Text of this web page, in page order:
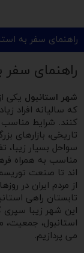
راهنمای سفر به
راهنمای سفر
شهر استانبول یکی
که سالیانه افراد
کنند. شرایط
تاریخی، بازارهای
سواحل بسیار
مناسب به همراه
اند تا صنعت
از مردم ایران در
تابستان راهی
این شهر زیبا سپری
استانبول،
می پردازیم.